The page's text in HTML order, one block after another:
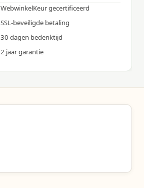
WebwinkelKeur gecertificeerd
SSL-beveiligde betaling
30 dagen bedenktijd
2 jaar garantie